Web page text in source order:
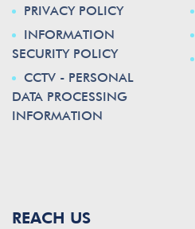
PRIVACY POLICY
INFORMATION
SECURITY POLICY
CCTV - PERSONAL
DATA PROCESSING
INFORMATION
REACH US